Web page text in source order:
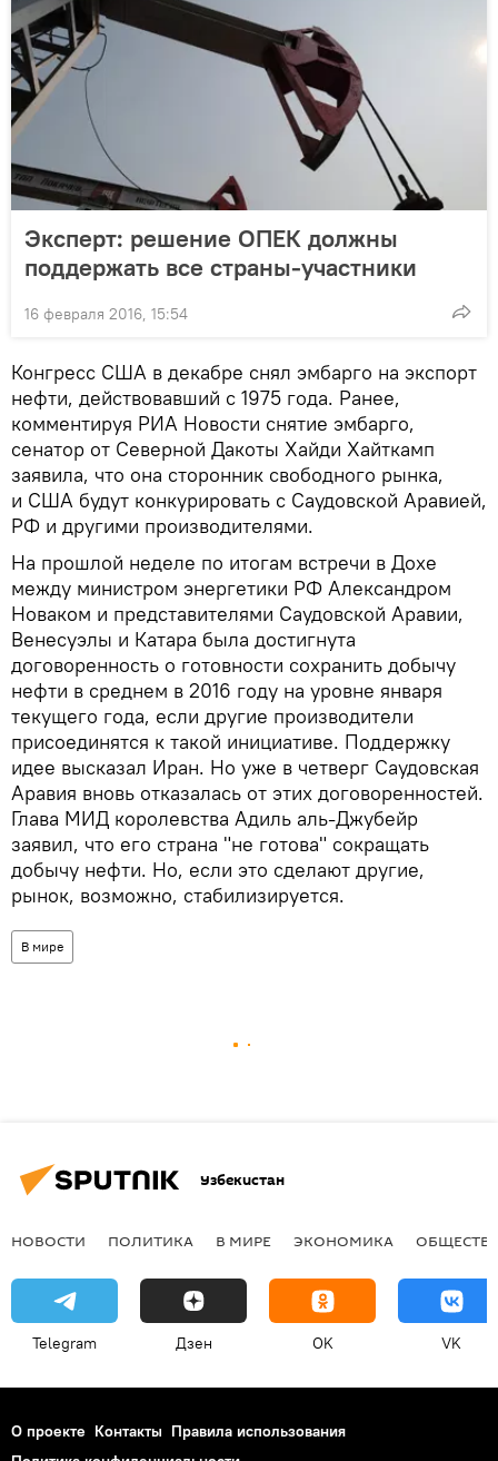
Эксперт: решение ОПЕК должны
поддержать все страны-участники
16 февраля 2016, 15:54
Конгресс США в декабре снял эмбарго на экспорт
нефти, действовавший с 1975 года. Ранее,
комментируя РИА Новости снятие эмбарго,
сенатор от Северной Дакоты Хайди Хайткамп
заявила, что она сторонник свободного рынка,
и США будут конкурировать с Саудовской Аравией,
РФ и другими производителями.
На прошлой неделе по итогам встречи в Дохе
между министром энергетики РФ Александром
Новаком и представителями Саудовской Аравии,
Венесуэлы и Катара была достигнута
договоренность о готовности сохранить добычу
нефти в среднем в 2016 году на уровне января
текущего года, если другие производители
присоединятся к такой инициативе. Поддержку
идее высказал Иран. Но уже в четверг Саудовская
Аравия вновь отказалась от этих договоренностей.
Глава МИД королевства Адиль аль-Джубейр
заявил, что его страна "не готова" сокращать
добычу нефти. Но, если это сделают другие,
рынок, возможно, стабилизируется.
В мире
Узбекистан
НОВОСТИ ПОЛИТИКА В МИРЕ ЭКОНОМИКА
Telegram Дзен OK VK
О проекте Контакты Правила использования